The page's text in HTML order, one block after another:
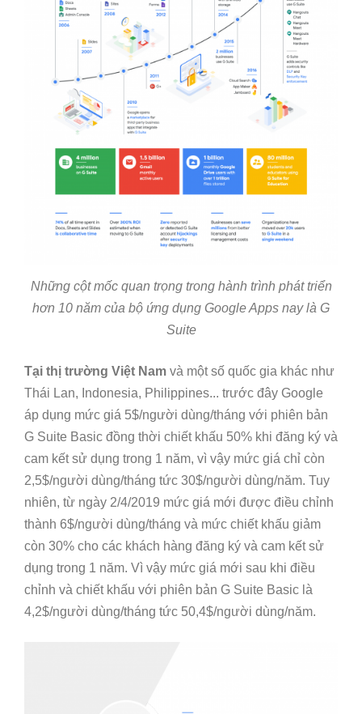
Những cột mốc quan trọng trong hành trình phát triển
hơn 10 năm của bộ ứng dụng Google Apps nay là G
Suite
Tại thị trường Việt Nam và một số quốc gia khác như
Thái Lan, Indonesia, Philippines... trước đây Google
áp dụng mức giá 5$/người dùng/tháng với phiên bản
G Suite Basic đồng thời chiết khấu 50% khi đăng ký và
cam kết sử dụng trong 1 năm, vì vậy mức giá chỉ còn
2,5$/người dùng/tháng tức 30$/người dùng/năm. Tuy
nhiên, từ ngày 2/4/2019 mức giá mới được điều chỉnh
thành 6$/người dùng/tháng và mức chiết khấu giảm
còn 30% cho các khách hàng đăng ký và cam kết sử
dụng trong 1 năm. Vì vậy mức giá mới sau khi điều
chỉnh và chiết khấu với phiên bản G Suite Basic là
4,2$/người dùng/tháng tức 50,4$/người dùng/năm.